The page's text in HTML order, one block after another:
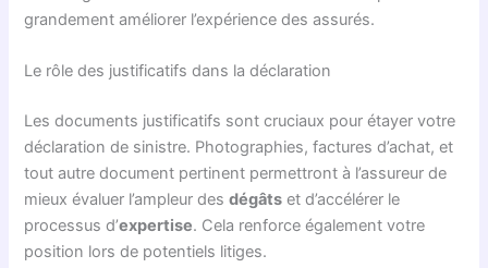
grandement améliorer l’expérience des assurés.
Le rôle des justificatifs dans la déclaration
Les documents justificatifs sont cruciaux pour étayer votre
déclaration de sinistre. Photographies, factures d’achat, et
tout autre document pertinent permettront à l’assureur de
mieux évaluer l’ampleur desdégâts et d’accélérer le
processus d’expertise. Cela renforce également votre
position lors de potentiels litiges.